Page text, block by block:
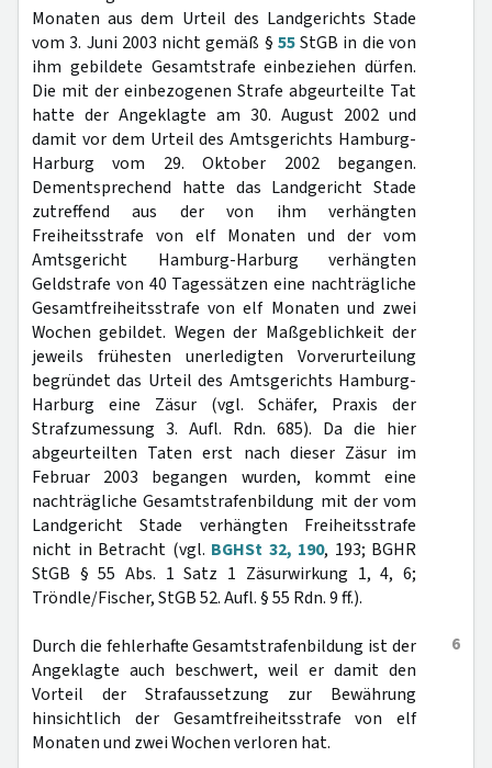
Monaten aus dem Urteil des Landgerichts Stade
vom 3. Juni 2003 nicht gemäß § 55StGB in die von
ihm gebildete Gesamtstrafe einbeziehen dürfen.
Die mit der einbezogenen Strafe abgeurteilte Tat
hatte der Angeklagte am 30. August 2002 und
damit vor dem Urteil des Amtsgerichts Hamburg-
Harburg vom 29. Oktober 2002 begangen.
Dementsprechend hatte das Landgericht Stade
zutreffend aus der von ihm verhängten
Freiheitsstrafe von elf Monaten und der vom
Amtsgericht Hamburg-Harburg verhängten
Geldstrafe von 40 Tagessätzen eine nachträgliche
Gesamtfreiheitsstrafe von elf Monaten und zwei
Wochen gebildet. Wegen der Maßgeblichkeit der
jeweils frühesten unerledigten Vorverurteilung
begründet das Urteil des Amtsgerichts Hamburg-
Harburg eine Zäsur (vgl. Schäfer, Praxis der
Strafzumessung 3. Aufl. Rdn. 685). Da die hier
abgeurteilten Taten erst nach dieser Zäsur im
Februar 2003 begangen wurden, kommt eine
nachträgliche Gesamtstrafenbildung mit der vom
Landgericht Stade verhängten Freiheitsstrafe
nicht in Betracht (vgl. BGHSt 32, 190, 193; BGHR
StGB § 55 Abs. 1 Satz 1 Zäsurwirkung 1, 4, 6;
Tröndle/Fischer, StGB 52. Aufl. § 55 Rdn. 9 ff.).
6
Durch die fehlerhafte Gesamtstrafenbildung ist der
Angeklagte auch beschwert, weil er damit den
Vorteil der Strafaussetzung zur Bewährung
hinsichtlich der Gesamtfreiheitsstrafe von elf
Monaten und zwei Wochen verloren hat.